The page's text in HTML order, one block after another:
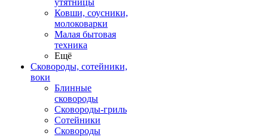
утятницы
Ковши, соусники,
молоковарки
Малая бытовая
техника
Ещё
Сковороды, сотейники,
воки
Блинные
сковороды
Сковороды-гриль
Сотейники
Сковороды